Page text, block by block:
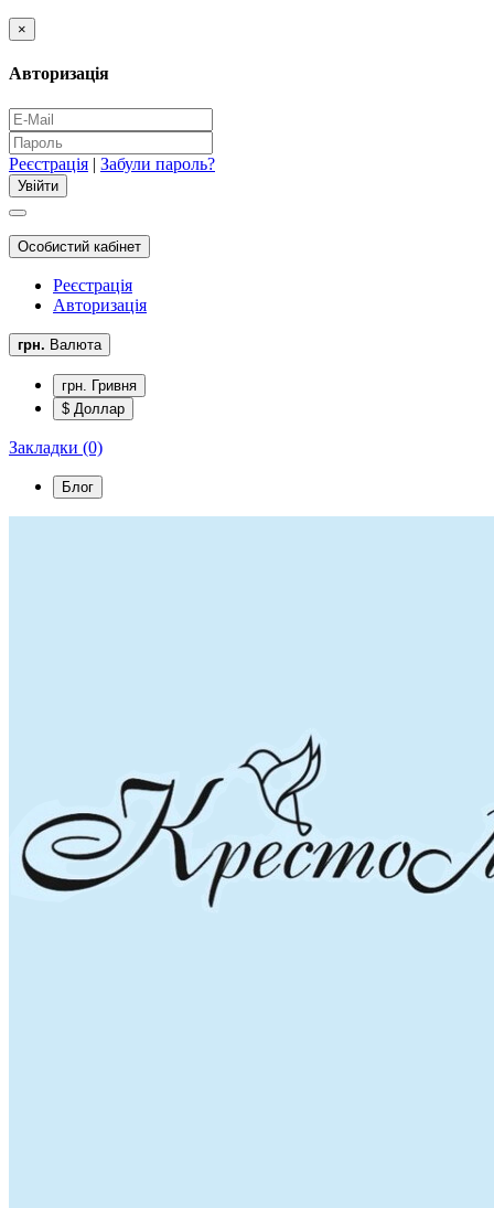
×
Авторизація
Реєстрація | Забули пароль?
Особистий кабінет
Реєстрація
Авторизація
грн. Валюта
грн. Гривня
$ Доллар
Закладки (0)
Блог